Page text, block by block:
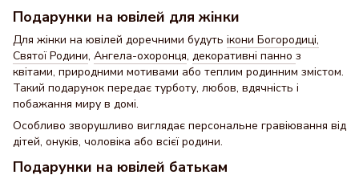
Подарунки на ювілей для жінки
Для жінки на ювілей доречними будуть ікони Богородиці,
Святої Родини, Ангела-охоронця, декоративні панно з
квітами, природними мотивами або теплим родинним змістом.
Такий подарунок передає турботу, любов, вдячність і
побажання миру в домі.
Особливо зворушливо виглядає персональне гравіювання від
дітей, онуків, чоловіка або всієї родини.
Подарунки на ювілей батькам